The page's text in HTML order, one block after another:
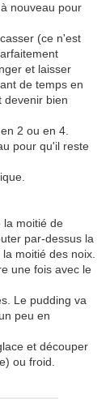
nouveau pour
(ce n'est
et laisser
de temps en
devenir bien
2 ou en 4.
pour qu'il reste
la moitié de
par-dessus la
moitié des noix.
une fois avec le
Le pudding va
peu en
et découper
ou froid.